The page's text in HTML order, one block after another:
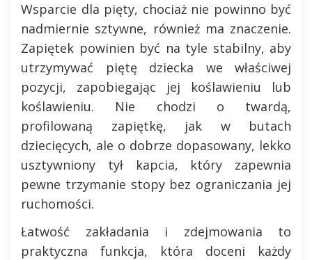
Wsparcie dla pięty, chociaż nie powinno być
nadmiernie sztywne, również ma znaczenie.
Zapiętek powinien być na tyle stabilny, aby
utrzymywać piętę dziecka we właściwej
pozycji, zapobiegając jej koślawieniu lub
koślawieniu. Nie chodzi o twardą,
profilowaną zapiętkę, jak w butach
dziecięcych, ale o dobrze dopasowany, lekko
usztywniony tył kapcia, który zapewnia
pewne trzymanie stopy bez ograniczania jej
ruchomości.
Łatwość zakładania i zdejmowania to
praktyczna funkcja, która doceni każdy